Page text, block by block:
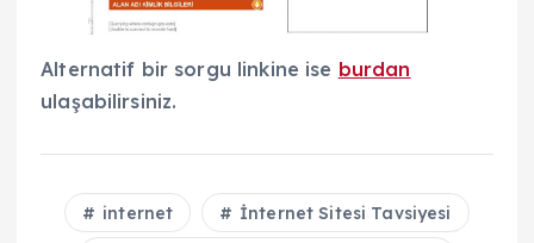
Alternatif bir sorgu linkine ise burdan
ulaşabilirsiniz.
internet İnternet Sitesi Tavsiyesi